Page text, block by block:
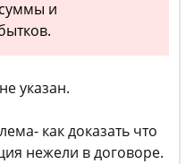
и
указан.
как доказать что
нежели в договоре.